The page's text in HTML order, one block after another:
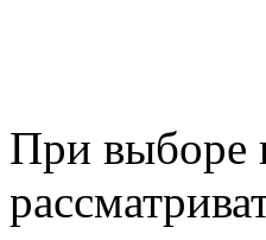
При выборе